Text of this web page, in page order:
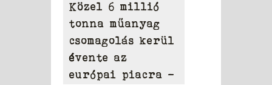
Közel 6 millió
tonna műanyag
csomagolás kerül
évente az
európai piacra –